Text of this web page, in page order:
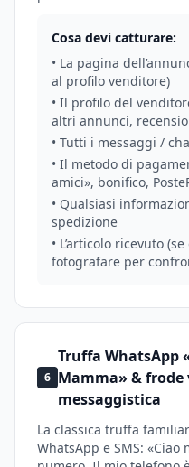
Cosa devi catturare:
• La pagina
al profilo venditore)
• Il profilo del
altri annunci,
• Tutti i messaggi /
• Il metodo di
amici», bonifico,
• Qualsiasi
spedizione
• L’articolo ricevuto
fotografare per
6
Truffa WhatsApp
Mamma» & frode
messaggistica
La classica truffa
WhatsApp e SMS: